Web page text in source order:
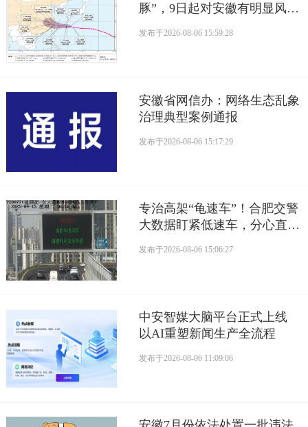
豚”，9日起对安徽有明显风雨
发布于2026-08-06 15:59:28
安徽省网信办：网络生态乱象
治理典型案例通报
发布于2026-08-06 15:17:29
专治高架“龟速车”！合肥交警
大数据盯紧低速车，分心直接
发布于2026-08-06 15:06:27
中安智媒大脑平台正式上线
以AI重塑新闻生产全流程
发布于2026-08-06 11:09:06